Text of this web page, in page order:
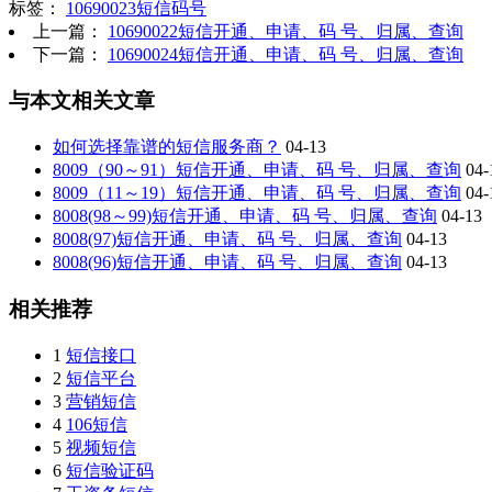
标签： 10690023短信码号
上一篇： 10690022短信开通、申请、码 号、归属、查询
下一篇： 10690024短信开通、申请、码 号、归属、查询
与本文相关文章
如何选择靠谱的短信服务商？ 04-13
8009（90～91）短信开通、申请、码 号、归属、查询 04-
8009（11～19）短信开通、申请、码 号、归属、查询 04-
8008(98～99)短信开通、申请、码 号、归属、查询 04-13
8008(97)短信开通、申请、码 号、归属、查询 04-13
8008(96)短信开通、申请、码 号、归属、查询 04-13
相关推荐
1 短信接口
2 短信平台
3 营销短信
4 106短信
5 视频短信
6 短信验证码